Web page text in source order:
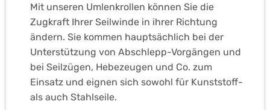
Mit unseren Umlenkrollen können Sie die
Zugkraft Ihrer Seilwinde in ihrer Richtung
ändern. Sie kommen hauptsächlich bei der
Unterstützung von Abschlepp-Vorgängen und
bei Seilzügen, Hebezeugen und Co. zum
Einsatz und eignen sich sowohl für Kunststoff-
als auch Stahlseile.